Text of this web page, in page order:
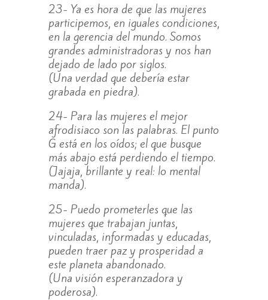
23- Ya es hora de que las mujeres
participemos, en iguales condiciones,
en la gerencia del mundo. Somos
grandes administradoras y nos han
dejado de lado por siglos.
(Una verdad que debería estar
grabada en piedra).
24- Para las mujeres el mejor
afrodisiaco son las palabras. El punto
G está en los oídos; el que busque
más abajo está perdiendo el tiempo.
(Jajaja, brillante y real: lo mental
manda).
25- Puedo prometerles que las
mujeres que trabajan juntas,
vinculadas, informadas y educadas,
pueden traer paz y prosperidad a
este planeta abandonado.
(Una visión esperanzadora y
poderosa).